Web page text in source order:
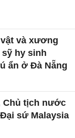
và xương
hy sinh
ẩn ở Đà Nẵng
Chủ tịch nước
sứ Malaysia